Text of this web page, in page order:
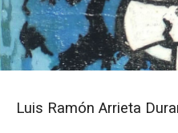
Luis Ramón Arrieta